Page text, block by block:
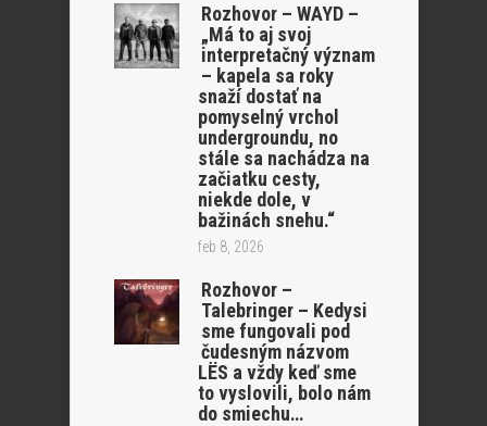
Rozhovor – WAYD –
„Má to aj svoj
interpretačný význam
– kapela sa roky
snaží dostať na
pomyselný vrchol
undergroundu, no
stále sa nachádza na
začiatku cesty,
niekde dole, v
bažinách snehu.“
feb 8, 2026
Rozhovor –
Talebringer – Kedysi
sme fungovali pod
čudesným názvom
LËS a vždy keď sme
to vyslovili, bolo nám
do smiechu…